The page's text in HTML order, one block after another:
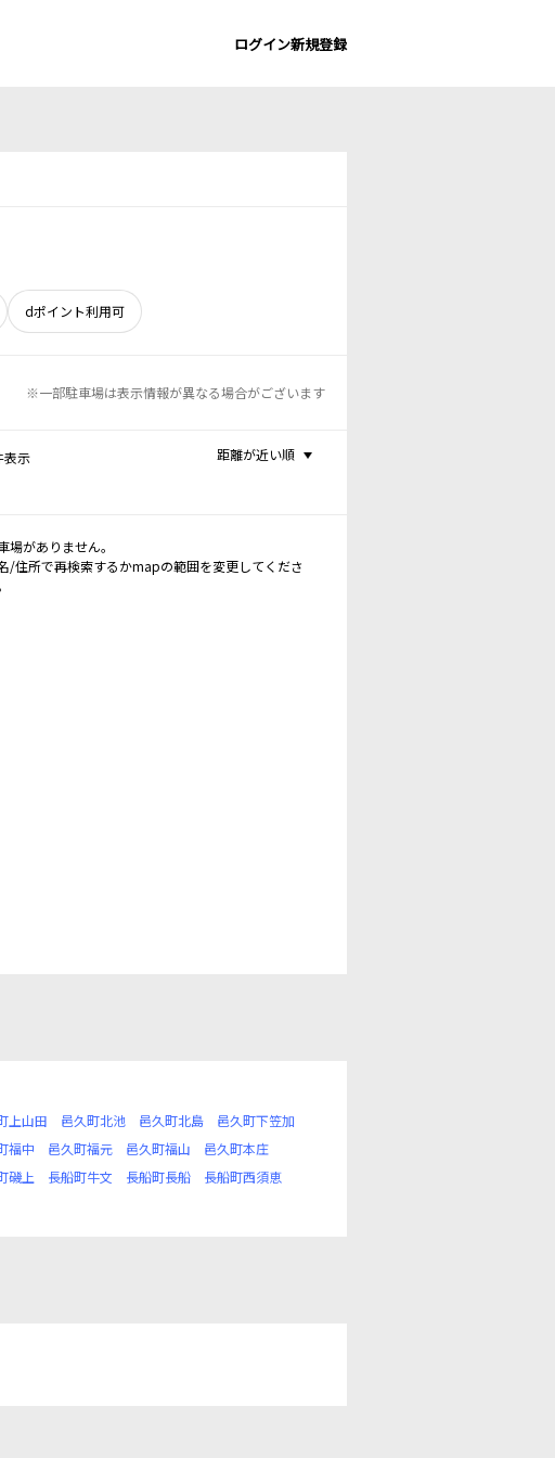
ログイン新規登録
dポイント利用可
※一部駐車場は表示情報が異なる場合がございます
表示 距離が近い順
場がありません。
/住所で再検索するかmapの範囲を変更してくださ
上山田 邑久町北池 邑久町北島
邑久町下笠加
福中 邑久町福元 邑久町福山
邑久町本庄
磯上 長船町牛文 長船町長船
長船町西須恵